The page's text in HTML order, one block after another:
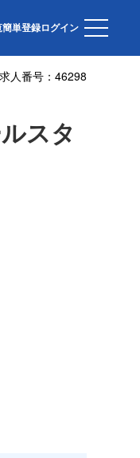
簡単登録ログイン
人番号： 46298
スタ